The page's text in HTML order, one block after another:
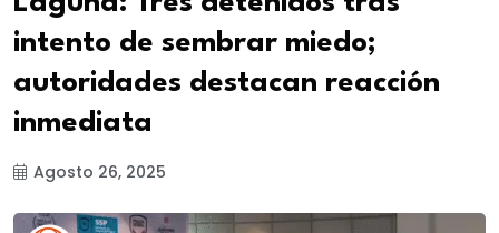
intento de sembrar miedo;
autoridades destacan reacción
inmediata
Agosto 26, 2025